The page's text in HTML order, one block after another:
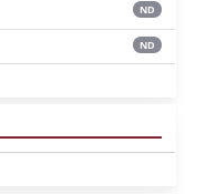
ND
ND